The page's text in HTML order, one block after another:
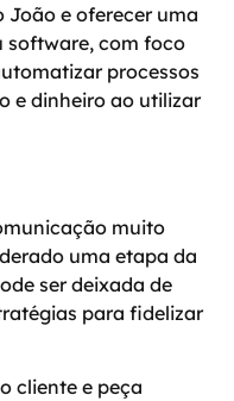
e oferecer uma
software, com foco
processos
e dinheiro ao utilizar
muito
uma etapa da
ser deixada de
para fidelizar
cliente e peça